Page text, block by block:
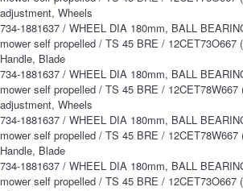
adjustment, Wheels
734-1881637 / WHEEL DIA 180mm, BALL
mower self propelled / TS 45 BRE / 12CET73O667
Handle, Blade
734-1881637 / WHEEL DIA 180mm, BALL
mower self propelled / TS 45 BRE /
adjustment, Wheels
734-1881637 / WHEEL DIA 180mm, BALL
mower self propelled / TS 45 BRE / 12CET78W667
Handle, Blade
734-1881637 / WHEEL DIA 180mm, BALL
mower self propelled / TS 45 BRE / 12CET73O667